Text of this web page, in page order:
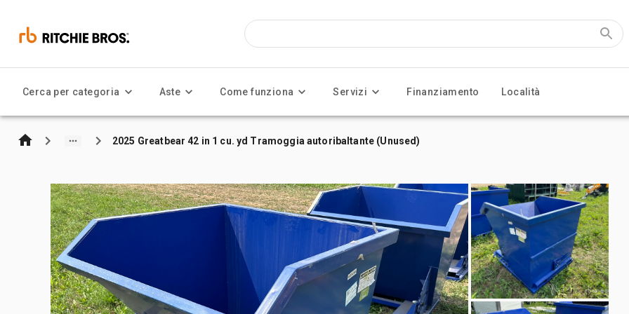
Cerca per categoria Aste Come funziona Servizi Finanziamento Località
2025 Greatbear 42 in 1 cu. yd Tramoggia autoribaltante (Unused)